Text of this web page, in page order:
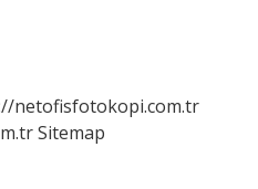
netofisfotokopi.com.tr
Sitemap